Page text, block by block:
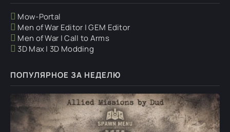
Mow-Portal
Men of War Editor | GEM Editor
Men of War | Call to Arms
3D Max | 3D Modding
ПОПУЛЯРНОЕ ЗА НЕДЕЛЮ